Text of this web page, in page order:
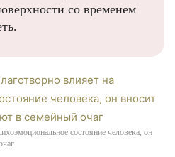
со временем
состояние человека, он